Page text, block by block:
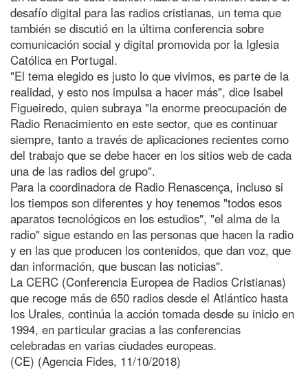
desafío digital para las radios cristianas, un tema que
también se discutió en la última conferencia sobre
comunicación social y digital promovida por la Iglesia
Católica en Portugal.
"El tema elegido es justo lo que vivimos, es parte de la
realidad, y esto nos impulsa a hacer más", dice Isabel
Figueiredo, quien subraya "la enorme preocupación de
Radio Renacimiento en este sector, que es continuar
siempre, tanto a través de aplicaciones recientes como
del trabajo que se debe hacer en los sitios web de cada
una de las radios del grupo".
Para la coordinadora de Radio Renascença, incluso si
los tiempos son diferentes y hoy tenemos "todos esos
aparatos tecnológicos en los estudios", "el alma de la
radio" sigue estando en las personas que hacen la radio
y en las que producen los contenidos, que dan voz, que
dan información, que buscan las noticias".
La CERC (Conferencia Europea de Radios Cristianas)
que recoge más de 650 radios desde el Atlántico hasta
los Urales, continúa la acción tomada desde su inicio en
1994, en particular gracias a las conferencias
celebradas en varias ciudades europeas.
(CE) (Agencia Fides, 11/10/2018)